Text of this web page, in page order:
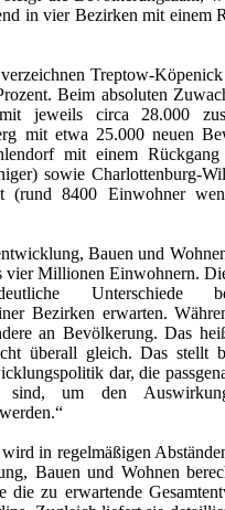
in vier Bezirken mit einem
Treptow-
Beim absoluten
jeweils circa 28.000
mit etwa 25.000 neuen
mit einem
sowie Charlottenburg-
(rund 8400 Einwohner
Bauen und
vier Millionen Einwohnern.
Unterschiede
Bezirken erwarten.
an Bevölkerung. Das
überall gleich. Das stellt
dar, die
sind, um den
in regelmäßigen
Bauen und Wohnen
die zu erwartende